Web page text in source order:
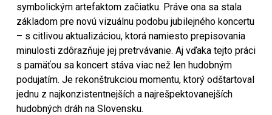
symbolickým artefaktom začiatku. Práve ona sa stala
základom pre novú vizuálnu podobu jubilejného koncertu
– s citlivou aktualizáciou, ktorá namiesto prepisovania
minulosti zdôrazňuje jej pretrvávanie. Aj vďaka tejto práci
s pamäťou sa koncert stáva viac než len hudobným
podujatím. Je rekonštrukciou momentu, ktorý odštartoval
jednu z najkonzistentnejších a najrešpektovanejších
hudobných dráh na Slovensku.